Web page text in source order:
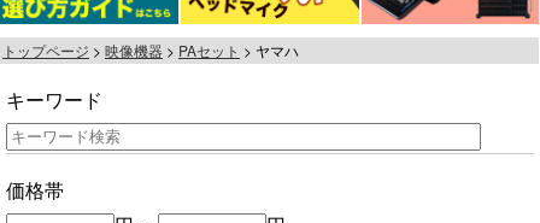
トップページ 映像機器 PAセット ヤマハ
キーワード
価格帯